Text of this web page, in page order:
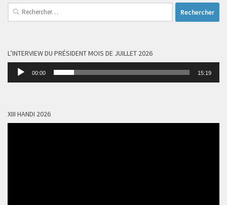
Rechercher :
L’INTERVIEW DU PRÉSIDENT MOIS DE JUILLET 2026
Lecteur
00:00 15:19
XIII HANDI 2026